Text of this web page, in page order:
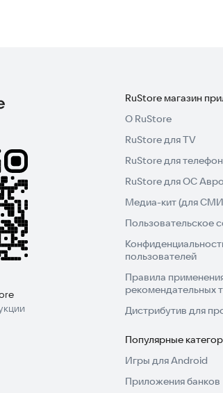
RuStore магазин
О RuStore
RuStore для TV
RuStore для
RuStore для ОС
Медиа-кит (для
Пользовательское
пользователей
Правила
рекомендательных
Дистрибутив для
Популярные
Игры для Android
Приложения банков